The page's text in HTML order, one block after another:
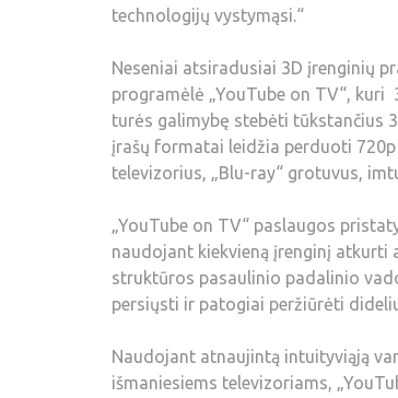
technologijų vystymąsi.“
Neseniai atsiradusiai 3D įrenginių
programėlė „YouTube on TV“,
turės galimybę stebėti tūkstančius
įrašų formatai leidžia perduoti
televizorius, „Blu-ray“ grotuvus,
„YouTube on TV“ paslaugos
naudojant kiekvieną įrenginį atkurti
struktūros pasaulinio padalinio
persiųsti ir patogiai peržiūrėti
Naudojant atnaujintą intuityviąją
išmaniesiems televizoriams,